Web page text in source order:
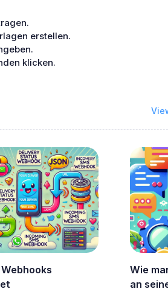
erstellen.
klicken.
Wie
an